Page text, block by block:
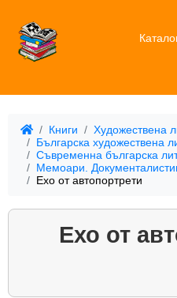
Книги
Художествена
Българска художествена
Съвременна българска
Мемоари.
Ехо от автопортрети
Ехо от